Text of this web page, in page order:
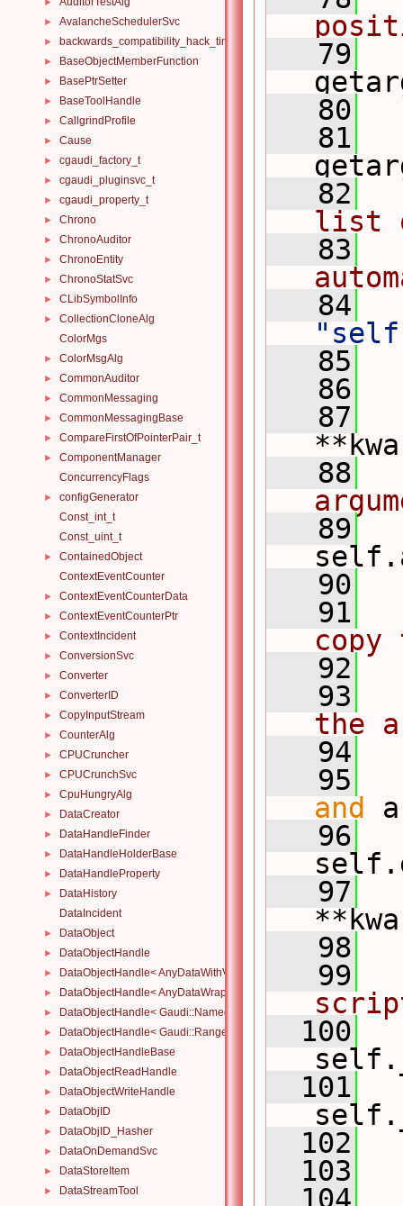
► AvalancheSchedulerSvc
► backwards_compatibility_hack_time_timespan
► BaseObjectMemberFunction
► BasePtrSetter
► BaseToolHandle
► CallgrindProfile
► Cause
► cgaudi_factory_t
► cgaudi_pluginsvc_t
► cgaudi_property_t
► Chrono
► ChronoAuditor
► ChronoEntity
► ChronoStatSvc
► CLibSymbolInfo
►
CollectionCloneAlg
ColorMgs
► ColorMsgAlg
► CommonAuditor
► CommonMessaging
► CommonMessagingBase
► CompareFirstOfPointerPair_t
►
ComponentManager
ConcurrencyFlags
►
configGenerator
Const_int_t
Const_uint_t
►
ContainedObject
ContextEventCounter
► ContextEventCounterData
► ContextEventCounterPtr
► ContextIncident
► ConversionSvc
► Converter
► ConverterID
► CopyInputStream
► CounterAlg
► CPUCruncher
► CPUCrunchSvc
► CpuHungryAlg
► DataCreator
► DataHandleFinder
► DataHandleHolderBase
► DataHandleProperty
►
DataHistory
DataIncident
► DataObject
► DataObjectHandle
► DataObjectHandle< AnyDataWithViewWrapper< View, Owned > >
► DataObjectHandle< AnyDataWrapper< T > >
► DataObjectHandle< Gaudi::NamedRange_< T > >
► DataObjectHandle< Gaudi::Range_< T > >
► DataObjectHandleBase
► DataObjectReadHandle
► DataObjectWriteHandle
► DataObjID
► DataObjID_Hasher
► DataOnDemandSvc
► DataStoreItem
► DataStreamTool
   79
   80
   81
   82
list
   83
   84
   85
   86
   87
   88
   89
   90
   91
copy
   92
   93
the
   94
   95
and
   96
   97
   98
   99
  100
  101
  102
  103
  104